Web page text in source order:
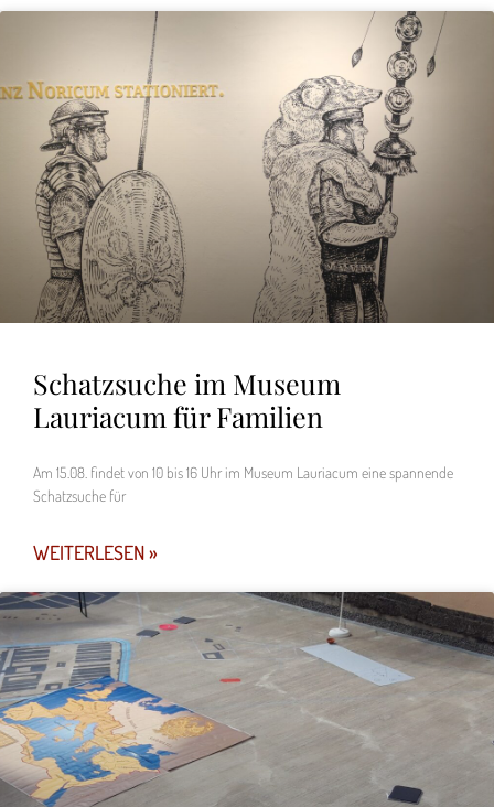
Schatzsuche im Museum
Lauriacum für Familien
Am 15.08. findet von 10 bis 16 Uhr im Museum Lauriacum eine spannende
Schatzsuche für
WEITERLESEN »